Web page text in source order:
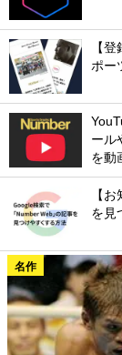
【
ポー
ール
を動
【
を見
名作